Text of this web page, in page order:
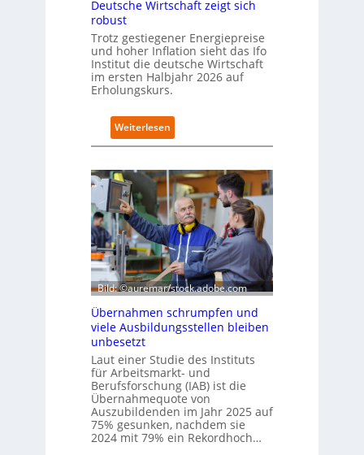
i
B
i
t
k
m
-
D
S
I
-
I
n
d
e
x
a
f
P
a
t
z
1
Deutsche Wirtschaft zeigt sich
robust
Trotz gestiegener Energiepreise
und hoher Inflation sieht das Ifo
Institut die deutsche Wirtschaft
im ersten Halbjahr 2026 auf
Erholungskurs.
Weiterlesen:
D
u
t
s
c
h
e
W
i
r
s
c
a
f
t
z
e
i
Bild: ©auremar/stock.adobe.com
Übernahmen schrumpfen und
viele Ausbildungsstellen bleiben
unbesetzt
Laut einer Studie des Instituts
für Arbeitsmarkt- und
Berufsforschung (IAB) ist die
Übernahmequote von
Auszubildenden im Jahr 2025 auf
75% gesunken, nachdem sie
2024 mit 79% ein Rekordhoch…